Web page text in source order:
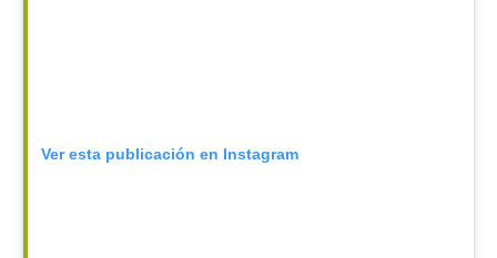
Ver esta publicación en Instagram